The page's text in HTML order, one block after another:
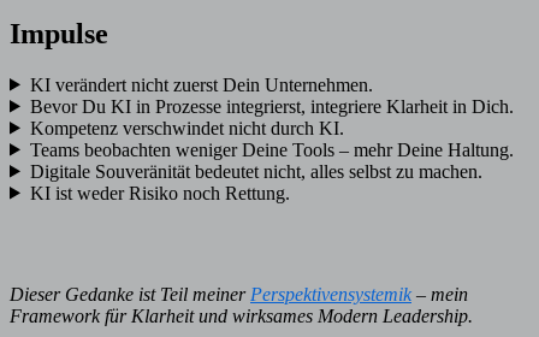
Impulse
KI verändert nicht zuerst Dein Unternehmen.
Bevor Du KI in Prozesse integrierst, integriere Klarheit in Dich.
Kompetenz verschwindet nicht durch KI.
Teams beobachten weniger Deine Tools – mehr Deine Haltung.
Digitale Souveränität bedeutet nicht, alles selbst zu machen.
KI ist weder Risiko noch Rettung.
Dieser Gedanke ist Teil meiner Perspektivensystemik – mein
Framework für Klarheit und wirksames Modern Leadership.